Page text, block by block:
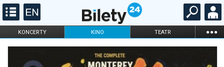
KONCERTY KINO TEATR ...
FILHARMONIA OPERA I BALET
DLA DZIECI
ONLINE KARNETY